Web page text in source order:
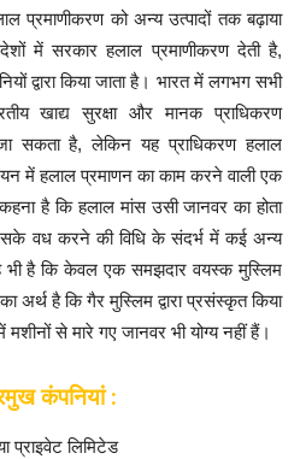
प्रमाणीकरण को अन्य उत्पादों तक बढ़ाया
में सरकार हलाल प्रमाणीकरण देती है,
द्वारा किया जाता है। भारत में लगभग सभी
खाद्य सुरक्षा और मानक प्राधिकरण
सकता है, लेकिन यह प्राधिकरण हलाल
में हलाल प्रमाणन का काम करने वाली एक
है कि हलाल मांस उसी जानवर का होता
वध करने की विधि के संदर्भ में कई अन्य
भी है कि केवल एक समझदार वयस्क मुस्लिम
अर्थ है कि गैर मुस्लिम द्वारा प्रसंस्कृत किया
से मारे गए जानवर भी योग्य नहीं हैं।
कंपनियां :
प्राइवेट लिमिटेड